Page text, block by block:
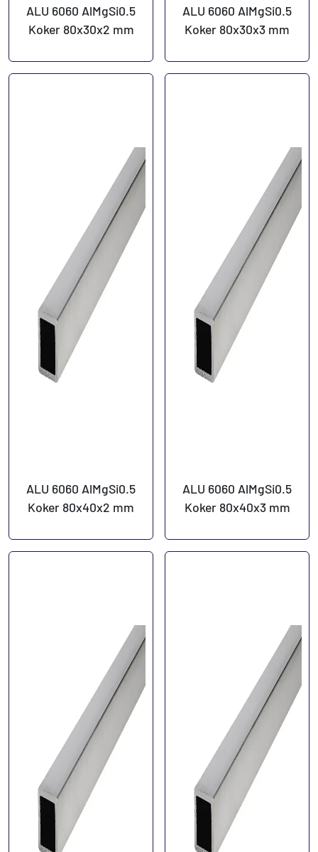
ALU 6060 AlMgSi0.5
Koker 80x30x2 mm
ALU 6060 AlMgSi0.5
Koker 80x30x3 mm
ALU 6060 AlMgSi0.5
Koker 80x40x2 mm
ALU 6060 AlMgSi0.5
Koker 80x40x3 mm